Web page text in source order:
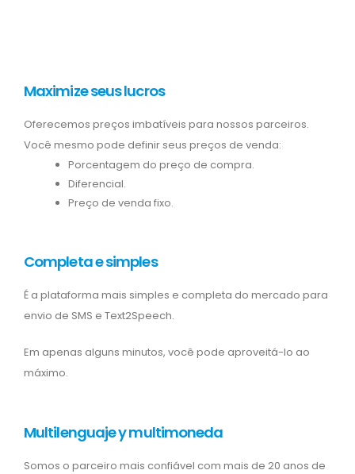
Maximize seus lucros
Oferecemos preços imbatíveis para nossos parceiros.
Você mesmo pode definir seus preços de venda:
Porcentagem do preço de compra.
Diferencial.
Preço de venda fixo.
Completa e simples
É a plataforma mais simples e completa do mercado para
envio de SMS e Text2Speech.
Em apenas alguns minutos, você pode aproveitá-lo ao
máximo.
Multilenguaje y multimoneda
Somos o parceiro mais confiável com mais de 20 anos de